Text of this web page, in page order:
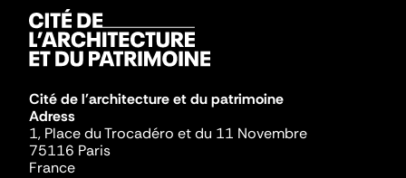
Cité de l'architecture et du patrimoine
Adress
1, Place du Trocadéro et du 11 Novembre
75116 Paris
France